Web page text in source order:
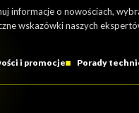
informacje o nowościach,
wskazówki naszych
i promocje Porady